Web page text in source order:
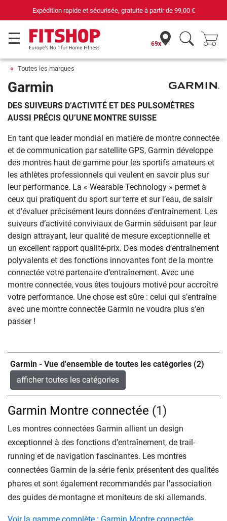
Expédition rapide et sécurisée, gratuite à partir de 99,00 €
69x
Toutes les marques
Garmin
DES SUIVEURS D’ACTIVITÉ ET DES PULSOMÈTRES
AUSSI PRÉCIS QU’UNE MONTRE SUISSE
En tant que leader mondial en matière de montre connectée
et de communication par satellite GPS, Garmin développe
des montres haut de gamme pour les sportifs amateurs et
les athlètes professionnels qui veulent en savoir plus sur
leur performance. La « Wearable Technology » permet à
ceux qui pratiquent du sport sur terre et sur l’eau, de saisir
et d’évaluer précisément leurs données d’entraînement. Les
suiveurs d’activité conviviaux de Garmin séduisent par leur
design attrayant, leur qualité de mesure exceptionnelle et
un excellent rapport qualité-prix. Des modes d’entraînement
polyvalents et des fonctions innovantes font de la montre
connectée votre partenaire d’entraînement. Avec une
montre connectée, vous êtes toujours motivé pour accroître
votre performance. Une chose est sûre : celui qui s’entraîne
avec une montre connectée Garmin ne voudra plus s’en
passer !
Garmin - Vue d'ensemble de toutes les catégories (2)
afficher toutes les catégories
Garmin Montre connectée (1)
Les montres connectées Garmin allient un design
exceptionnel à des fonctions d’entraînement, de trail-
running et de navigation fascinantes. Les montres
connectées Garmin de la série fenix présentent des qualités
phares et sont également recommandés par l’association
des guides de montagne et moniteurs de ski allemands.